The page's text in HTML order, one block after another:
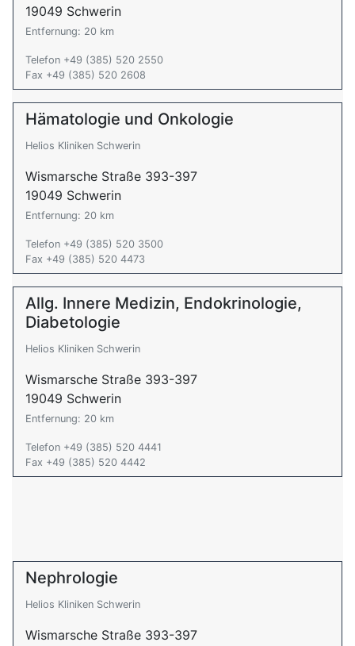
19049 Schwerin
Entfernung: 20 km
Telefon +49 (385) 520 2550
Fax +49 (385) 520 2608
Hämatologie und Onkologie
Helios Kliniken Schwerin
Wismarsche Straße 393-397
19049 Schwerin
Entfernung: 20 km
Telefon +49 (385) 520 3500
Fax +49 (385) 520 4473
Allg. Innere Medizin, Endokrinologie,
Diabetologie
Helios Kliniken Schwerin
Wismarsche Straße 393-397
19049 Schwerin
Entfernung: 20 km
Telefon +49 (385) 520 4441
Fax +49 (385) 520 4442
Nephrologie
Helios Kliniken Schwerin
Wismarsche Straße 393-397